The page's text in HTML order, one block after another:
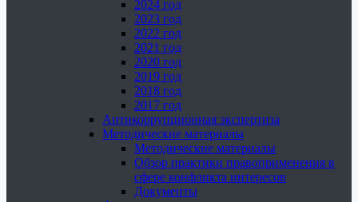
2024 год
2023 год
2022 год
2021 год
2020 год
2019 год
2018 год
2017 год
Антикоррупционная экспертиза
Методические материалы
Методические материалы
Обзор практики правоприменения в
сфере конфликта интересов
Документы